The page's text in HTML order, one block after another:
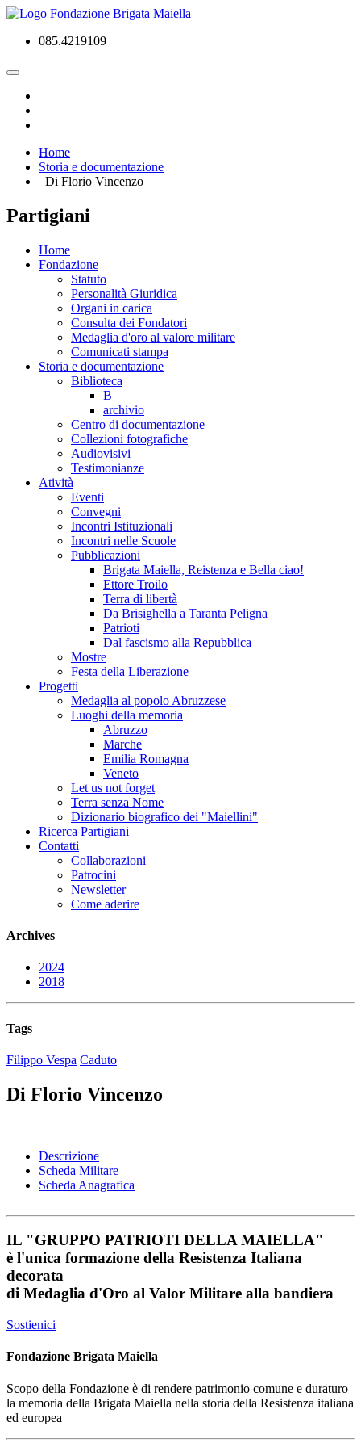
085.4219109
Home
Storia e documentazione
Di Florio Vincenzo
Partigiani
Home
Fondazione
Statuto
Personalità Giuridica
Organi in carica
Consulta dei Fondatori
Medaglia d'oro al valore militare
Comunicati stampa
Storia e documentazione
Biblioteca
B
archivio
Centro di documentazione
Collezioni fotografiche
Audiovisivi
Testimonianze
Atività
Eventi
Convegni
Incontri Istituzionali
Incontri nelle Scuole
Pubblicazioni
Brigata Maiella, Reistenza e Bella ciao!
Ettore Troilo
Terra di libertà
Da Brisighella a Taranta Peligna
Patrioti
Dal fascismo alla Repubblica
Mostre
Festa della Liberazione
Progetti
Medaglia al popolo Abruzzese
Luoghi della memoria
Abruzzo
Marche
Emilia Romagna
Veneto
Let us not forget
Terra senza Nome
Dizionario biografico dei "Maiellini"
Ricerca Partigiani
Contatti
Collaborazioni
Patrocini
Newsletter
Come aderire
Archives
2024
2018
Tags
Filippo Vespa Caduto
Di Florio Vincenzo
Descrizione
Scheda Militare
Scheda Anagrafica
IL "GRUPPO PATRIOTI DELLA MAIELLA"
è l'unica formazione della Resistenza Italiana
decorata
di Medaglia d'Oro al Valor Militare alla bandiera
Sostienici
Fondazione Brigata Maiella
Scopo della Fondazione è di rendere patrimonio comune e duraturo
la memoria della Brigata Maiella nella storia della Resistenza italiana
ed europea